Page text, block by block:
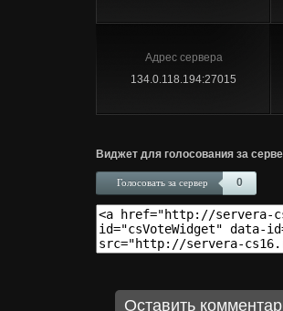
Адрес сервера
134.0.118.194:27015
Виджет для голосования за
0
Голосовать за сервер
Оставить